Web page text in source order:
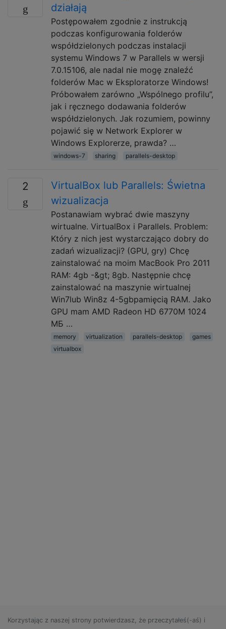
działają
Postępowałem zgodnie z instrukcją
podczas konfigurowania folderów
współdzielonych podczas instalacji
systemu Windows 7 w Parallels w wersji
7.0.15106, ale nadal nie mogę znaleźć
folderów Mac w Eksploratorze Windows!
Próbowałem zarówno „Wspólnego profilu”,
jak i ręcznego dodawania folderów
współdzielonych. Jak rozumiem, powinny
pojawić się w Network Explorer w
Windows Explorerze, prawda? …
windows-7 sharing parallels-desktop
2
VirtualBox lub Parallels: Świetna
wizualizacja
Postanawiam wybrać dwie maszyny
wirtualne. VirtualBox i Parallels. Problem:
Który z nich jest wystarczająco dobry do
zadań wizualizacji? (GPU, gry) Chcę
zainstalować na moim MacBook Pro 2011
RAM: 4gb -&gt; 8gb. Następnie chcę
zainstalować na maszynie wirtualnej
Win7lub Win8z 4-5gbpamięcią RAM. Jako
GPU mam AMD Radeon HD 6770M 1024
МБ …
memory virtualization parallels-desktop
games
virtualbox
Korzystając z naszej strony potwierdzasz, że przeczytałeś(-aś) i